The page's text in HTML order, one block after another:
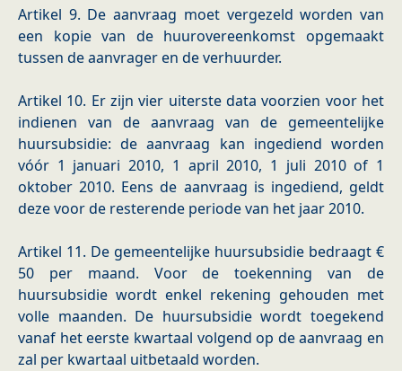
Artikel 9. De aanvraag moet vergezeld worden van
een kopie van de huurovereenkomst opgemaakt
tussen de aanvrager en de verhuurder.
Artikel 10. Er zijn vier uiterste data voorzien voor het
indienen van de aanvraag van de gemeentelijke
huursubsidie: de aanvraag kan ingediend worden
vóór 1 januari 2010, 1 april 2010, 1 juli 2010 of 1
oktober 2010. Eens de aanvraag is ingediend, geldt
deze voor de resterende periode van het jaar 2010.
Artikel 11. De gemeentelijke huursubsidie bedraagt €
50 per maand. Voor de toekenning van de
huursubsidie wordt enkel rekening gehouden met
volle maanden. De huursubsidie wordt toegekend
vanaf het eerste kwartaal volgend op de aanvraag en
zal per kwartaal uitbetaald worden.